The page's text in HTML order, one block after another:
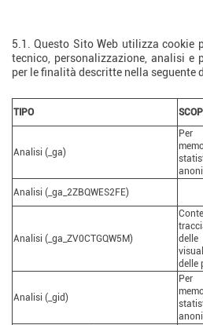
5.1. Questo Sito Web utilizza cookie
tecnico, personalizzazione, analisi e
per le finalità descritte nella seguente
TIPO
Analisi (_ga)
Per
Analisi (_ga_2ZBQWES2FE)
Analisi (_ga_ZV0CTGQW5M)
delle
delle
Analisi (_gid)
Per